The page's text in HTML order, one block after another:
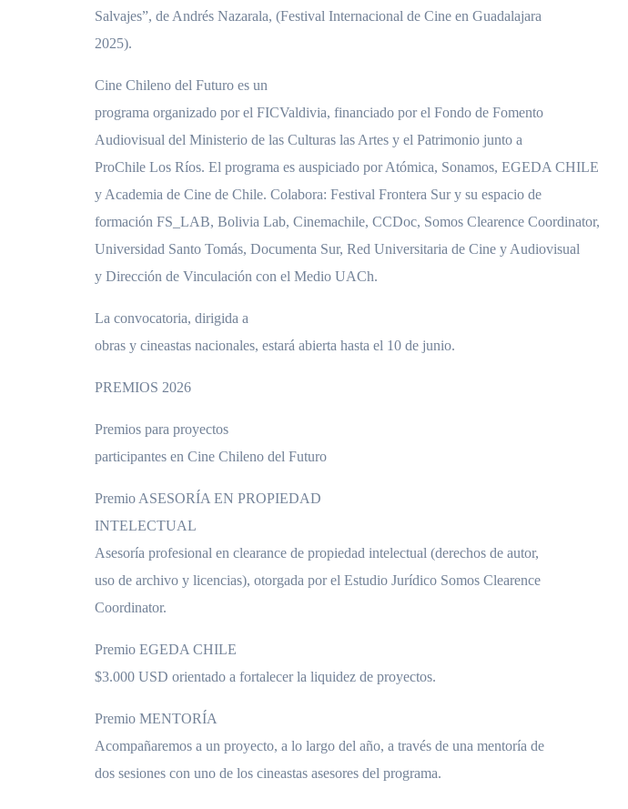
Salvajes”, de Andrés Nazarala, (Festival Internacional de Cine en Guadalajara
2025).
Cine Chileno del Futuro es un
programa organizado por el FICValdivia, financiado por el Fondo de Fomento
Audiovisual del Ministerio de las Culturas las Artes y el Patrimonio junto a
ProChile Los Ríos. El programa es auspiciado por Atómica, Sonamos, EGEDA CHILE
y Academia de Cine de Chile. Colabora: Festival Frontera Sur y su espacio de
formación FS_LAB, Bolivia Lab, Cinemachile, CCDoc, Somos Clearence Coordinator,
Universidad Santo Tomás, Documenta Sur, Red Universitaria de Cine y Audiovisual
y Dirección de Vinculación con el Medio UACh.
La convocatoria, dirigida a
obras y cineastas nacionales, estará abierta hasta el 10 de junio.
PREMIOS 2026
Premios para proyectos
participantes en Cine Chileno del Futuro
Premio ASESORÍA EN PROPIEDAD
INTELECTUAL
Asesoría profesional en clearance de propiedad intelectual (derechos de autor,
uso de archivo y licencias), otorgada por el Estudio Jurídico Somos Clearence
Coordinator.
Premio EGEDA CHILE
$3.000 USD orientado a fortalecer la liquidez de proyectos.
Premio MENTORÍA
Acompañaremos a un proyecto, a lo largo del año, a través de una mentoría de
dos sesiones con uno de los cineastas asesores del programa.